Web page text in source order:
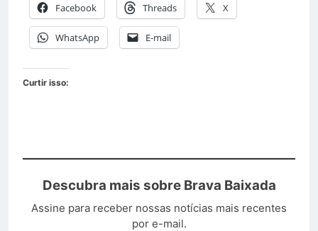
Facebook Threads X
WhatsApp E-mail
Curtir isso:
Descubra mais sobre Brava Baixada
Assine para receber nossas notícias mais recentes
por e-mail.